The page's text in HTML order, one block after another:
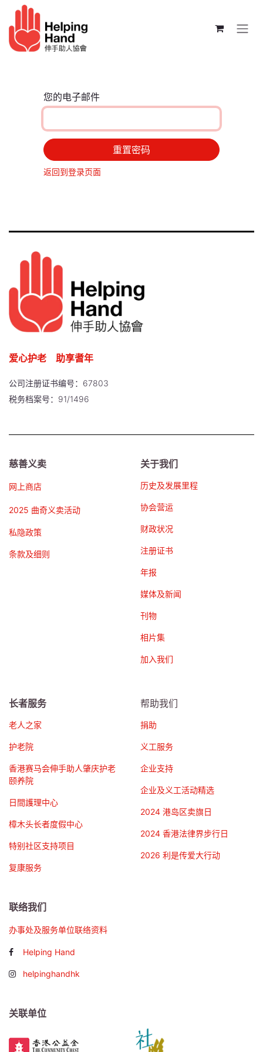
跳至内容
您的电子邮件
重置密码
返回到登录页面
爱心护老 助享耆年
公司注册证书编号：67803
税务档案号：91/1496
慈善义卖
网上商店
2025 曲奇义卖活动
私隐政策
条款及细则
关于我们
历史及发展里程
协会营运
财政状况
注册证书
年报
媒体及新闻
刊物
相片集
加入我们
长者服务
老人之家
护老院
香港赛马会伸手助人肇庆护老
颐养院
日間護理中心
樟木头长者度假中心
特别社区支持项目
复康服务
帮助我们
捐助
义工服务
企业支持
企业及义工活动精选
2024 港岛区卖旗日
2024 香港法律界步行日
2026 利是传爱大行动
联络我们
办事处及服务单位联络资料
Helping Hand
helpinghandhk
关联单位